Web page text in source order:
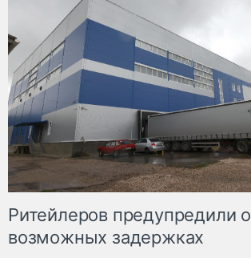
Ритейлеров предупредили о
возможных задержках